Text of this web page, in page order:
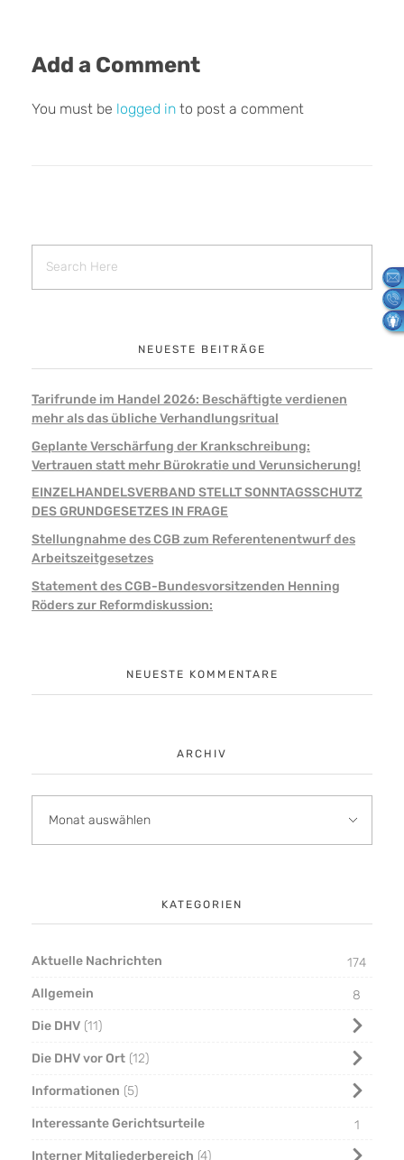
Add a Comment
You must be logged in to post a comment
NEUESTE BEITRÄGE
Tarifrunde im Handel 2026: Beschäftigte verdienen
mehr als das übliche Verhandlungsritual
Geplante Verschärfung der Krankschreibung:
Vertrauen statt mehr Bürokratie und Verunsicherung!
EINZELHANDELSVERBAND STELLT SONNTAGSSCHUTZ
DES GRUNDGESETZES IN FRAGE
Stellungnahme des CGB zum Referentenentwurf des
Arbeitszeitgesetzes
Statement des CGB-Bundesvorsitzenden Henning
Röders zur Reformdiskussion:
NEUESTE KOMMENTARE
ARCHIV
KATEGORIEN
Aktuelle Nachrichten
174
Allgemein
8
Die DHV 11
Die DHV vor Ort 12
Informationen 5
Interessante Gerichtsurteile
1
Interner Mitgliederbereich 4